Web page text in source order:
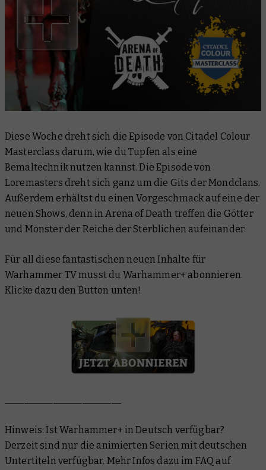
Diese Woche dreht sich die Episode von Citadel Colour
Masterclass darum, wie du Tupfen als eine
Bemaltechnik nutzen kannst. Die Episode von
Loremasters dreht sich ganz um die Gits der Mondclans.
Außerdem erhältst du einen Vorgeschmack auf eine der
neuen Shows, denn in Arena of Death treffen die Götter
und Monster der Reiche der Sterblichen aufeinander.
Für all diese fantastischen neuen Inhalte für
Warhammer TV musst du Warhammer+ abonnieren.
Klicke dazu den Button unten!
Hinweis: Ist Warhammer+ in Deutsch verfügbar?
Derzeit sind nur die animierten Serien mit deutschen
Untertiteln verfügbar. Mehr Infos dazu im FAQ auf